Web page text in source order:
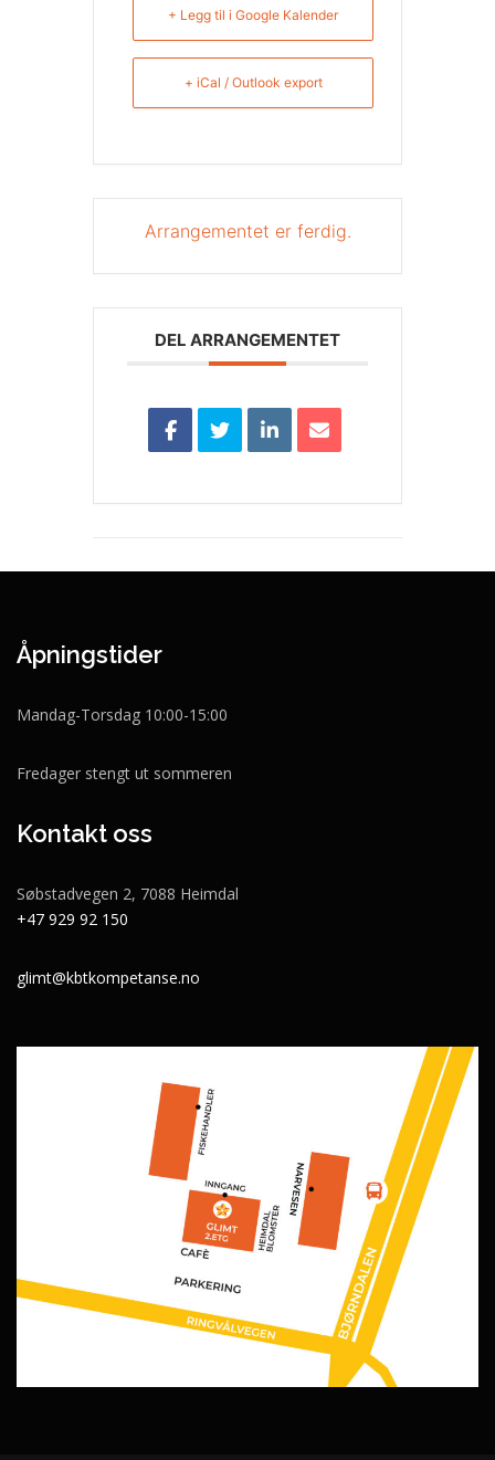
+ Legg til i Google Kalender
+ iCal / Outlook export
Arrangementet er ferdig.
DEL ARRANGEMENTET
Åpningstider
Mandag-Torsdag 10:00-15:00
Fredager stengt ut sommeren
Kontakt oss
Søbstadvegen 2, 7088 Heimdal
+47 929 92 150
glimt@kbtkompetanse.no